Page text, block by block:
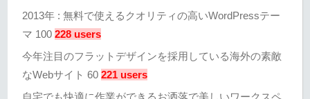
2013年 : 無料で使えるクオリティの高いWordPressテー
マ 100 228 users
今年注目のフラットデザインを採用している海外の素敵
なWebサイト 60 221 users
自宅でも快適に作業ができるお洒落で美しいワークスペ